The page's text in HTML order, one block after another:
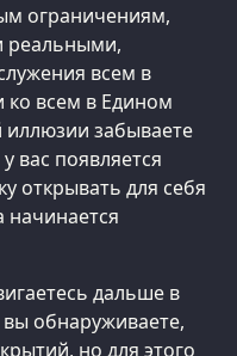
ограничениям,
реальными,
всем в
ко всем в Едином
иллюзии забываете
вас появляется
открывать для себя
начинается
дальше в
обнаруживаете,
но для этого